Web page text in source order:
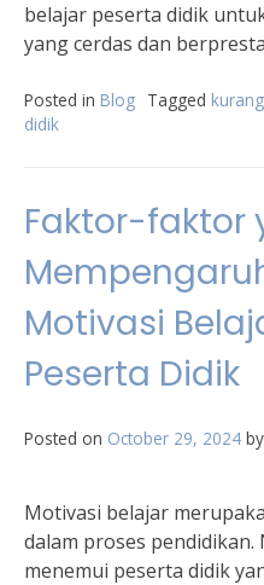
belajar peserta didik
yang cerdas dan
Posted in Blog Tagged
didik
Faktor-faktor
Motivasi
Peserta Didik
Posted on October 29, 2024 by
Motivasi belajar
dalam proses
menemui peserta didik